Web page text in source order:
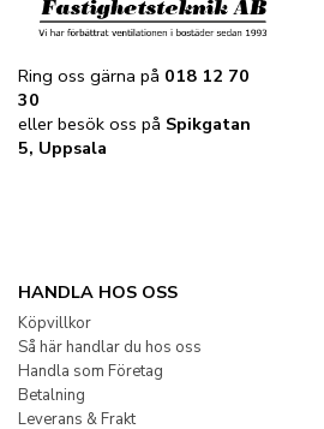
Ring oss gärna på 018 12 70
30
eller besök oss på Spikgatan
5, Uppsala
HANDLA HOS OSS
Köpvillkor
Så här handlar du hos oss
Handla som Företag
Betalning
Leverans & Frakt